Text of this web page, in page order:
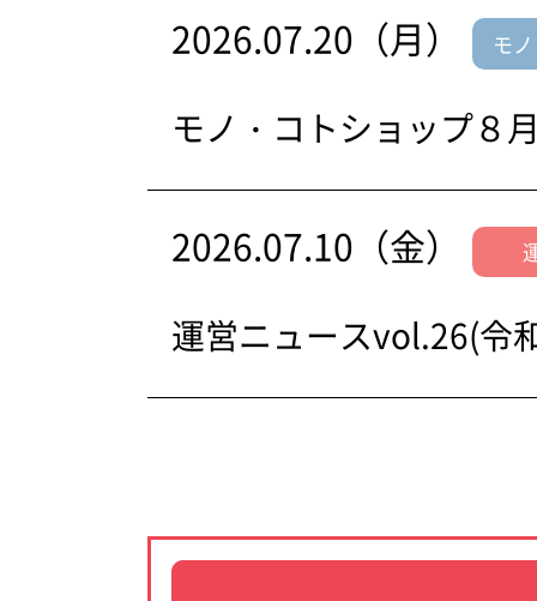
2026.07.20（月） モ
モノ・コトショップ８
2026.07.10（金）
運営ニュースvol.26(令